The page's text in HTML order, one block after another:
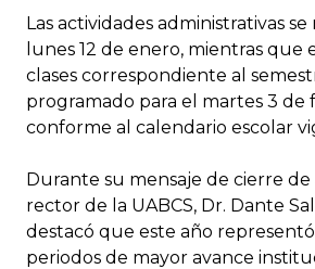
Las actividades administrativas
lunes 12 de enero, mientras que
clases correspondiente al
programado para el martes 3 de
conforme al calendario escolar
Durante su mensaje de cierre de
rector de la UABCS, Dr. Dante
destacó que este año
periodos de mayor avance